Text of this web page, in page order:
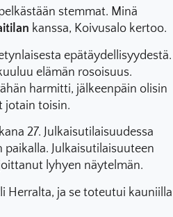
stemmat. Minä
kanssa, Koivusalo kertoo.
epätäydellisyydestä.
elämän rosoisuus.
harmitti, jälkeenpäin olisin
jotain toisin.
27. Julkaisutilaisuudessa
Julkaisutilaisuuteen
lyhyen näytelmän.
Herralta, ja se toteutui kauniilla